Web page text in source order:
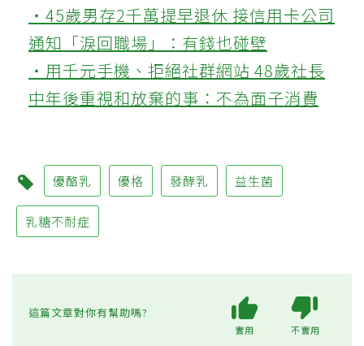
‧45歲男存2千萬提早退休 接信用卡公司
通知「淚回職場」：有錢也碰壁
‧用千元手機、拒絕社群網站 48歲社長
中年後重視和放棄的事：不為面子消費
優酪乳 優格 發酵乳 益生菌
乳糖不耐症
這篇文章對你有幫助嗎?
實用 不實用